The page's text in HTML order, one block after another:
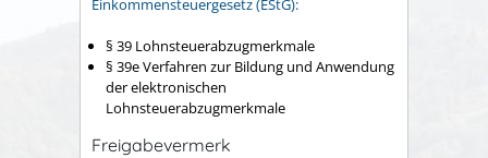
Einkommensteuergesetz (EStG):
§ 39 Lohnsteuerabzugmerkmale
§ 39e Verfahren zur Bildung und Anwendung
der elektronischen
Lohnsteuerabzugmerkmale
Freigabevermerk